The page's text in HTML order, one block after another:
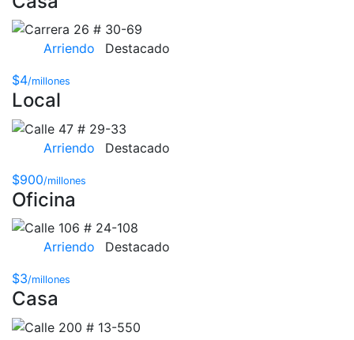
Arriendo
Destacado
$4/millones
Local
Arriendo
Destacado
$900/millones
Oficina
Arriendo
Destacado
$3/millones
Casa